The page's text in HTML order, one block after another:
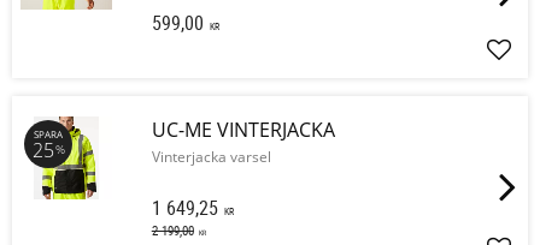
599,00 KR
UC-ME VINTERJACKA
Vinterjacka varsel
1 649,25 KR
2 199,00 KR
SPARA
25%